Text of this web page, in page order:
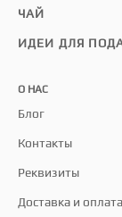
ЧАЙ
ИДЕИ ДЛЯ
О НАС
Блог
Контакты
Реквизиты
Доставка и оплата